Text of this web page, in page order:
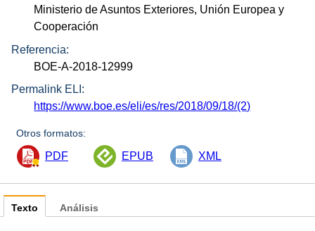
Ministerio de Asuntos Exteriores, Unión Europea y
Cooperación
Referencia:
BOE-A-2018-12999
Permalink ELI:
https://www.boe.es/eli/es/res/2018/09/18/(2)
Otros formatos:
PDF EPUB XML
Texto Análisis